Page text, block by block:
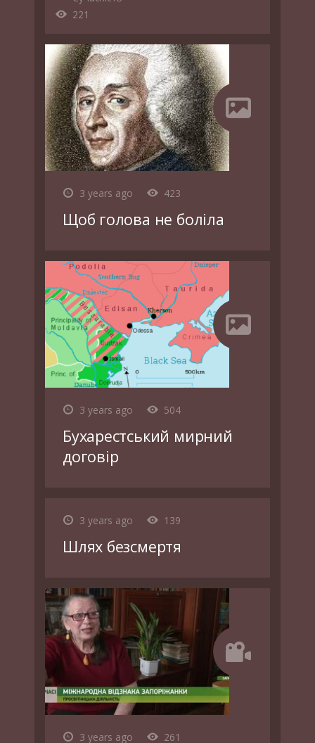
221
3 years ago 423
Щоб голова не боліла
3 years ago 504
Бухарестський мирний
договір
3 years ago 139
Шлях безсмертя
3 years ago 261